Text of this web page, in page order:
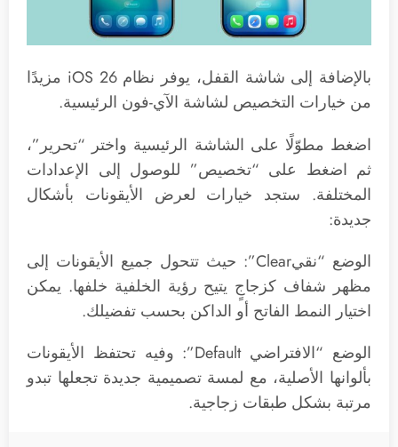
بالإضافة إلى شاشة القفل، يوفر نظام iOS 26 مزيدًا
من خيارات التخصيص لشاشة الآي-فون الرئيسية.
اضغط مطوّلًا على الشاشة الرئيسية واختر “تحرير”،
ثم اضغط على “تخصيص” للوصول إلى الإعدادات
المختلفة. ستجد خيارات لعرض الأيقونات بأشكال
جديدة:
الوضع “نقيClear”: حيث تتحول جميع الأيقونات إلى
مظهر شفاف كزجاجٍ يتيح رؤية الخلفية خلفها. يمكن
اختيار النمط الفاتح أو الداكن بحسب تفضيلك.
الوضع “الافتراضي Default”: وفيه تحتفظ الأيقونات
بألوانها الأصلية، مع لمسة تصميمية جديدة تجعلها تبدو
مرتبة بشكل طبقات زجاجية.